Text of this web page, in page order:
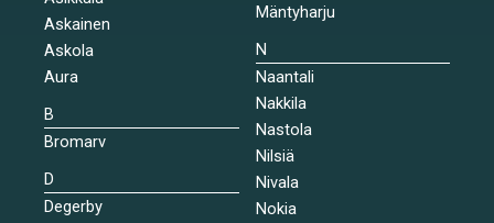
Askainen
Askola
Aura
B
Bromarv
D
Degerby
Mäntyharju
N
Naantali
Nakkila
Nastola
Nilsiä
Nivala
Nokia